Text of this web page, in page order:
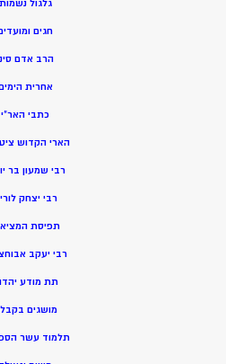
גלגול נשמות
חגים
הרב אדם
אחרית
כתבי האר”י
הארי הקדוש
רבי שמעון בר
רבי יצחק
תפיסת
רבי יעקב
תת מודע
מושגים
תלמוד עשר